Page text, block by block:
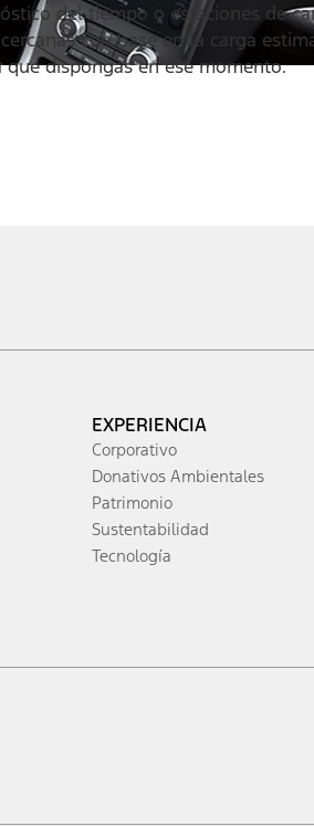
del tiempo o estaciones de
con base en la carga
que dispongas en ese momento.
EXPERIENCIA
Corporativo
Donativos Ambientales
Patrimonio
Sustentabilidad
Tecnología